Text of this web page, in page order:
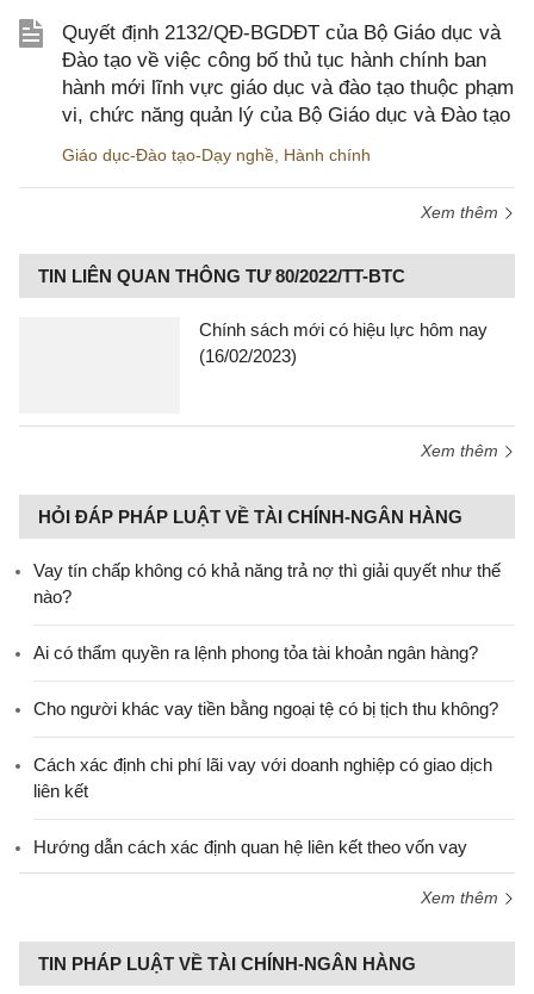
Quyết định 2132/QĐ-BGDĐT của Bộ Giáo dục và
Đào tạo về việc công bố thủ tục hành chính ban
hành mới lĩnh vực giáo dục và đào tạo thuộc phạm
vi, chức năng quản lý của Bộ Giáo dục và Đào tạo
Giáo dục-Đào tạo-Dạy nghề Hành chính
Xem thêm
TIN LIÊN QUAN THÔNG TƯ 80/2022/TT-BTC
Chính sách mới có hiệu lực hôm nay
(16/02/2023)
Xem thêm
HỎI ĐÁP PHÁP LUẬT VỀ TÀI CHÍNH-NGÂN HÀNG
Vay tín chấp không có khả năng trả nợ thì giải quyết như thế
nào?
Ai có thẩm quyền ra lệnh phong tỏa tài khoản ngân hàng?
Cho người khác vay tiền bằng ngoại tệ có bị tịch thu không?
Cách xác định chi phí lãi vay với doanh nghiệp có giao dịch
liên kết
Hướng dẫn cách xác định quan hệ liên kết theo vốn vay
Xem thêm
TIN PHÁP LUẬT VỀ TÀI CHÍNH-NGÂN HÀNG